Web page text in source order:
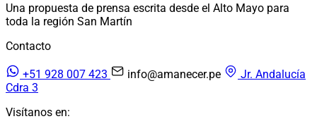
Una propuesta de prensa escrita desde el Alto Mayo para
toda la región San Martín
Contacto
+51 928 007 423 info@amanecer.pe
Jr. Andalucía
Cdra 3
Visítanos en: